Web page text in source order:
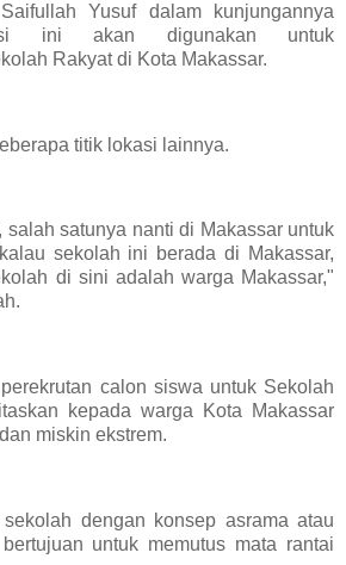
Yusuf dalam kunjungannya
ini akan digunakan untuk
Rakyat di Kota Makassar.
titik lokasi lainnya.
satunya nanti di Makassar untuk
sekolah ini berada di Makassar,
di sini adalah warga Makassar,"
calon siswa untuk Sekolah
kepada warga Kota Makassar
miskin ekstrem.
dengan konsep asrama atau
untuk memutus mata rantai